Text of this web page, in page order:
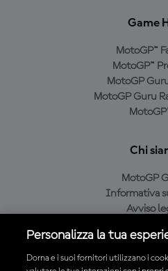
Game
MotoGP™
MotoGP™
MotoGP
MotoGP Guru
Chi
MotoGP
Informativa
Avviso
Condizioni di
Personalizza la tua
Dorna e i suoi fornitori utilizzano i